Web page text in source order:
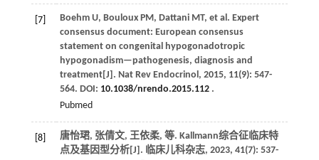
[7] Boehm U, Bouloux PM, Dattani MT, et al . Expert
consensus document: European consensus
statement on congenital hypogonadotropic
hypogonadism—pathogenesis, diagnosis and
treatment[J]. Nat Rev Endocrinol , 2015, 11(9): 547-
564. DOI: 10.1038/nrendo.2015.112.
Pubmed
[8] 唐怡珺, 张倩文, 王依柔, 等. Kallmann综合征临床特
点及基因型分析[J]. 临床儿科杂志, 2023, 41(7): 537-